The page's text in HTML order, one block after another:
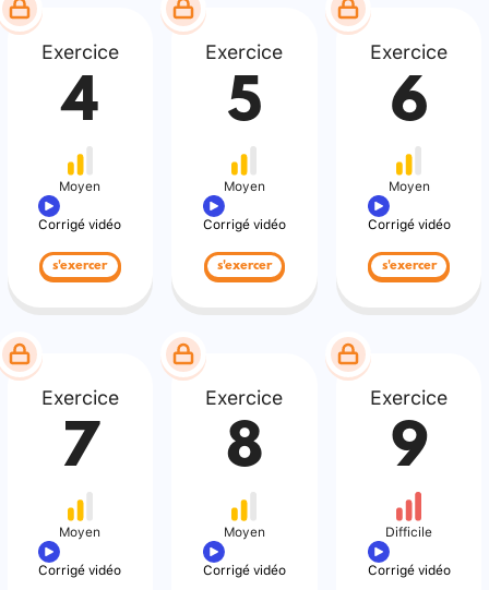
Exercice
4
Moyen
Corrigé vidéo
s'exercer
Exercice
5
Moyen
Corrigé vidéo
s'exercer
Exercice
6
Moyen
Corrigé vidéo
s'exercer
Exercice
7
Moyen
Corrigé vidéo
Exercice
8
Moyen
Corrigé vidéo
Exercice
9
Difficile
Corrigé vidéo